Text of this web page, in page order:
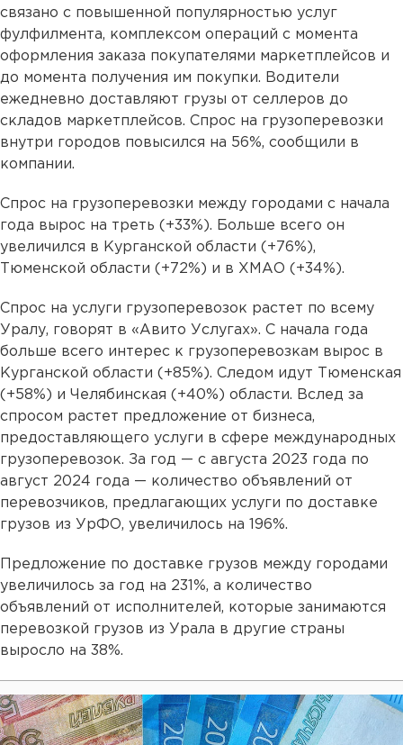
связано с повышенной популярностью услуг
фулфилмента, комплексом операций с момента
оформления заказа покупателями маркетплейсов и
до момента получения им покупки. Водители
ежедневно доставляют грузы от селлеров до
складов маркетплейсов. Спрос на грузоперевозки
внутри городов повысился на 56%, сообщили в
компании.
Спрос на грузоперевозки между городами с начала
года вырос на треть (+33%). Больше всего он
увеличился в Курганской области (+76%),
Тюменской области (+72%) и в ХМАО (+34%).
Спрос на услуги грузоперевозок растет по всему
Уралу, говорят в «Авито Услугах». С начала года
больше всего интерес к грузоперевозкам вырос в
Курганской области (+85%). Следом идут Тюменская
(+58%) и Челябинская (+40%) области. Вслед за
спросом растет предложение от бизнеса,
предоставляющего услуги в сфере международных
грузоперевозок. За год — с августа 2023 года по
август 2024 года — количество объявлений от
перевозчиков, предлагающих услуги по доставке
грузов из УрФО, увеличилось на 196%.
Предложение по доставке грузов между городами
увеличилось за год на 231%, а количество
объявлений от исполнителей, которые занимаются
перевозкой грузов из Урала в другие страны
выросло на 38%.